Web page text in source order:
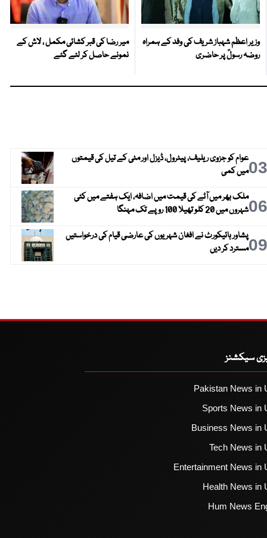
وزیر اعظم شہباز شریف کی وفد کے ہمراہ
روضہ رسولؐ پر حاضری
میر رضا کی قبر کشائی مکمل ، لاش کے
نمونے حاصل کر لئے گئے
03عوام کو جزوی ریلیف، پیٹرول، ڈیزل اور مٹی کے تیل کی قیمتوں
میں کمی
06ملک بھر میں آٹے کی قیمت میں اضافہ، ایک ہفتے میں کئی
شہروں میں 20 کلو تھیلا 100 روپے تک مہنگا
09پشاور ہائیکورٹ نے افغان شہریوں کی عارضی قیام کی درخواستیں
مسترد کر دیں
سیکشنز
Pakistan News in
Sports News in
Business News in
Tech News in
Entertainment News in
Health News in
Hum News